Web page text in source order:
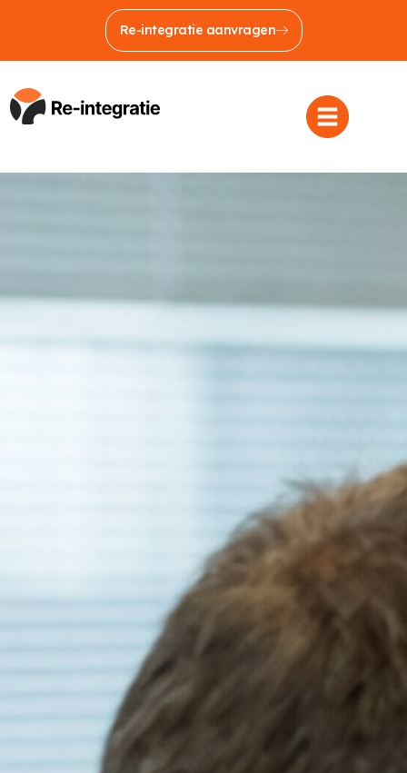
Re-integratie aanvragen